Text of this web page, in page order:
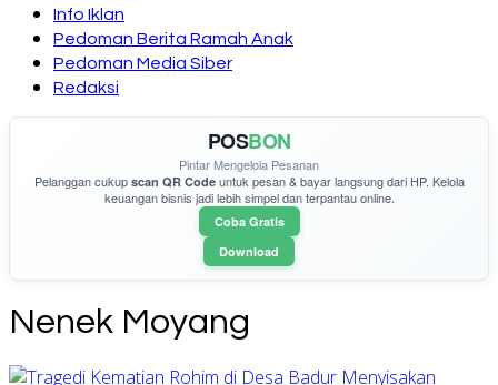
Info Iklan
Pedoman Berita Ramah Anak
Pedoman Media Siber
Redaksi
POSBON
Pintar Mengelola Pesanan
Pelanggan cukup scan QR Codeuntuk pesan & bayar langsung dari HP. Kelola
keuangan bisnis jadi lebih simpel dan terpantau online.
Coba Gratis
Download
Nenek Moyang